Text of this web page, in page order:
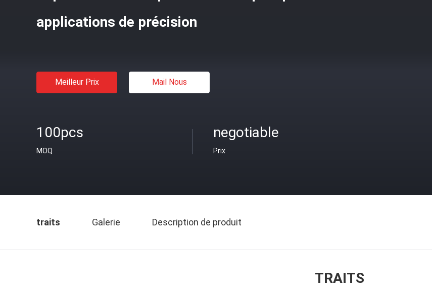
applications de précision
Meilleur Prix Mail Nous
100pcs
MOQ
negotiable
Prix
traits Galerie Description de produit
TRAITS